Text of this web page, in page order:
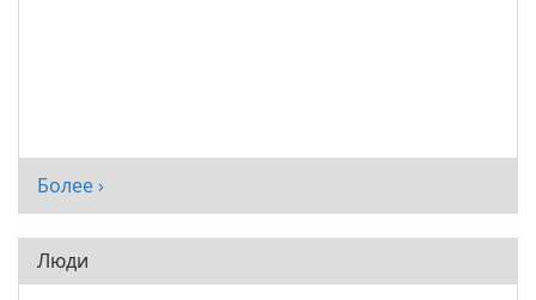
Более ›
Люди